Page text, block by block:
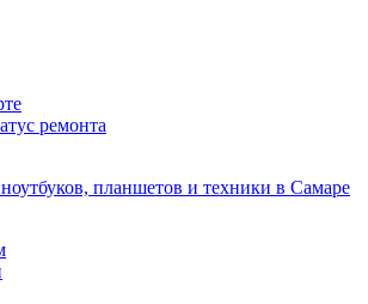
ремонта
планшетов и техники в Самаре